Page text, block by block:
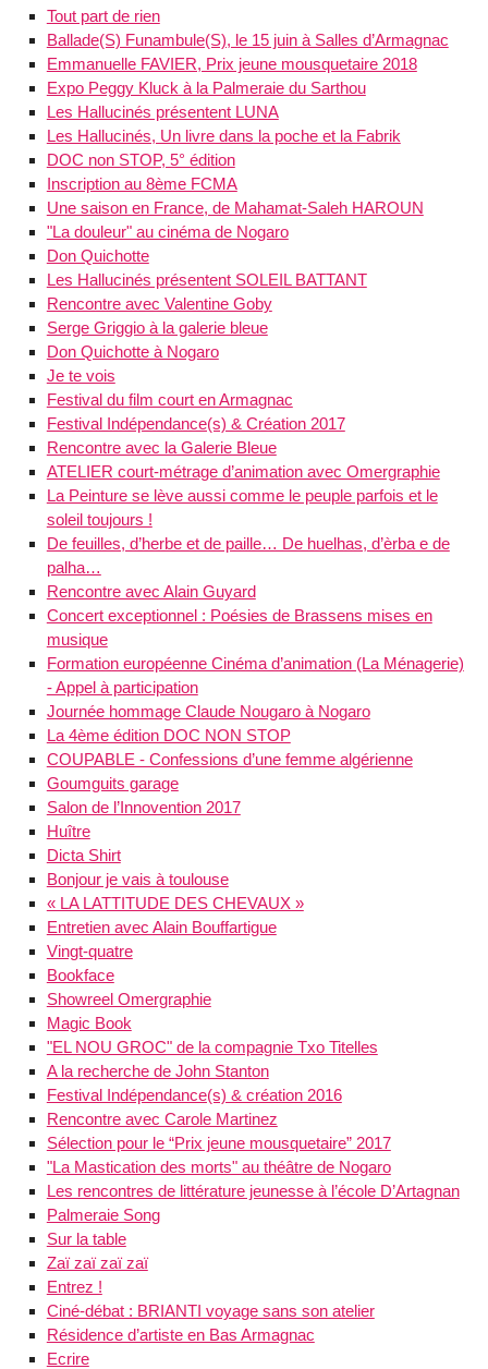
Tout part de rien
Ballade(S) Funambule(S), le 15 juin à Salles d’Armagnac
Emmanuelle FAVIER, Prix jeune mousquetaire 2018
Expo Peggy Kluck à la Palmeraie du Sarthou
Les Hallucinés présentent LUNA
Les Hallucinés, Un livre dans la poche et la Fabrik
DOC non STOP, 5° édition
Inscription au 8ème FCMA
Une saison en France, de Mahamat-Saleh HAROUN
"La douleur" au cinéma de Nogaro
Don Quichotte
Les Hallucinés présentent SOLEIL BATTANT
Rencontre avec Valentine Goby
Serge Griggio à la galerie bleue
Don Quichotte à Nogaro
Je te vois
Festival du film court en Armagnac
Festival Indépendance(s) & Création 2017
Rencontre avec la Galerie Bleue
ATELIER court-métrage d’animation avec Omergraphie
La Peinture se lève aussi comme le peuple parfois et le
soleil toujours !
De feuilles, d’herbe et de paille… De huelhas, d’èrba e de
palha…
Rencontre avec Alain Guyard
Concert exceptionnel : Poésies de Brassens mises en
musique
Formation européenne Cinéma d’animation (La Ménagerie)
- Appel à participation
Journée hommage Claude Nougaro à Nogaro
La 4ème édition DOC NON STOP
COUPABLE - Confessions d’une femme algérienne
Goumguits garage
Salon de l’Innovention 2017
Huître
Dicta Shirt
Bonjour je vais à toulouse
« LA LATTITUDE DES CHEVAUX »
Entretien avec Alain Bouffartigue
Vingt-quatre
Bookface
Showreel Omergraphie
Magic Book
"EL NOU GROC" ​de la compagnie Txo Titelles
A la recherche de John Stanton
Festival Indépendance(s) & création 2016
Rencontre avec Carole Martinez
Sélection pour le “Prix jeune mousquetaire” 2017
"La Mastication des morts" au théâtre de Nogaro
Les rencontres de littérature jeunesse à l’école D’Artagnan
Palmeraie Song
Sur la table
Zaï zaï zaï zaï
Entrez !
Ciné-débat : BRIANTI voyage sans son atelier
Résidence d’artiste en Bas Armagnac
Ecrire